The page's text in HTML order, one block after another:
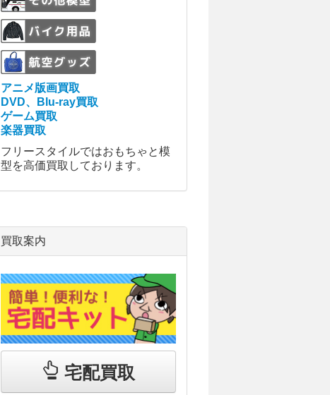
アニメ版画買取
DVD、Blu-ray買取
ゲーム買取
楽器買取
フリースタイルではおもちゃと模
型を高価買取しております。
買取案内
宅配買取